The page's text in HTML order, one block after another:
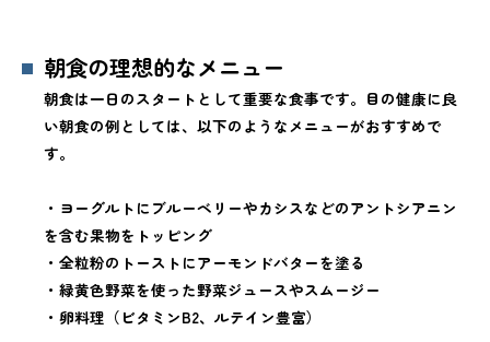
朝食の理想的なメニュー
朝食は一日のスタートとして重要な食事です。目の健康に良
い朝食の例としては、以下のようなメニューがおすすめで
す。
・ヨーグルトにブルーベリーやカシスなどのアントシアニン
を含む果物をトッピング
・全粒粉のトーストにアーモンドバターを塗る
・緑黄色野菜を使った野菜ジュースやスムージー
・卵料理（ビタミンB2、ルテイン豊富）